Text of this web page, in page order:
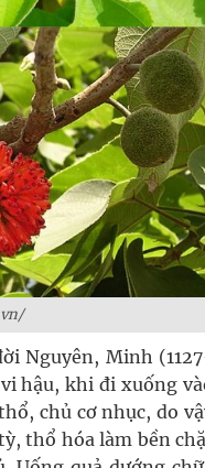
Nguyên, Minh
hậu, khi đi xuống
chủ cơ nhục, do
thổ hóa làm bền